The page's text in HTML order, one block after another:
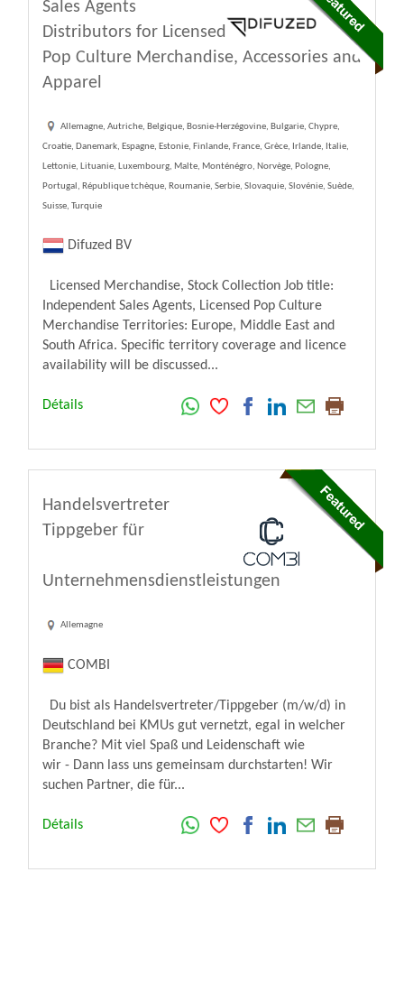
Sales Agents
Distributors for Licensed
Pop Culture Merchandise, Accessories and
Apparel
Allemagne, Autriche, Belgique, Bosnie-Herzégovine, Bulgarie, Chypre,
Croatie, Danemark, Espagne, Estonie, Finlande, France, Grèce, Irlande, Italie,
Lettonie, Lituanie, Luxembourg, Malte, Monténégro, Norvège, Pologne,
Portugal, République tchèque, Roumanie, Serbie, Slovaquie, Slovénie, Suède,
Suisse, Turquie
Difuzed BV
Licensed Merchandise, Stock Collection Job title:
Independent Sales Agents, Licensed Pop Culture
Merchandise Territories: Europe, Middle East and
South Africa. Specific territory coverage and licence
availability will be discussed...
Détails
Handelsvertreter
Tippgeber für
Unternehmensdienstleistungen
Allemagne
COMBI
Du bist als Handelsvertreter/Tippgeber (m/w/d) in
Deutschland bei KMUs gut vernetzt, egal in welcher
Branche? Mit viel Spaß und Leidenschaft wie
wir - Dann lass uns gemeinsam durchstarten! Wir
suchen Partner, die für...
Détails